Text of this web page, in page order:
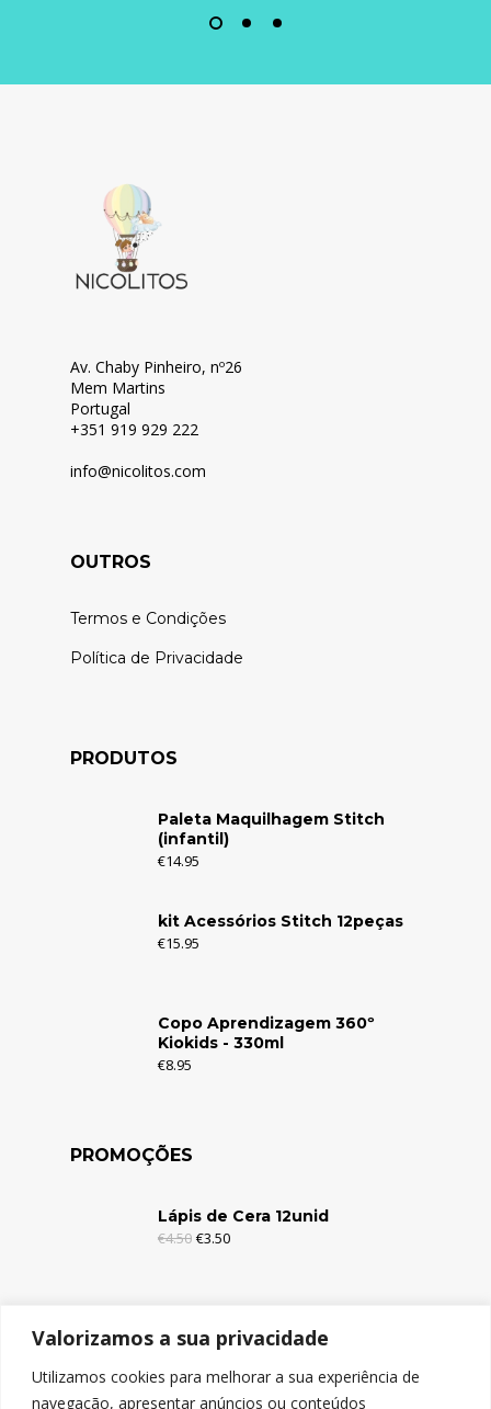
Valorizamos a sua privacidade
Utilizamos cookies para melhorar a sua experiência de
navegação, apresentar anúncios ou conteúdos
Av. Chaby Pinheiro, nº26
Mem Martins
Portugal
+351 919 929 222
info@nicolitos.com
OUTROS
Termos e Condições
Política de Privacidade
PRODUTOS
Paleta Maquilhagem Stitch
(infantil)
€14.95
kit Acessórios Stitch 12peças
€15.95
Copo Aprendizagem 360º
Kiokids - 330ml
€8.95
PROMOÇÕES
Lápis de Cera 12unid
€4.50 €3.50
€2.95 €1.95